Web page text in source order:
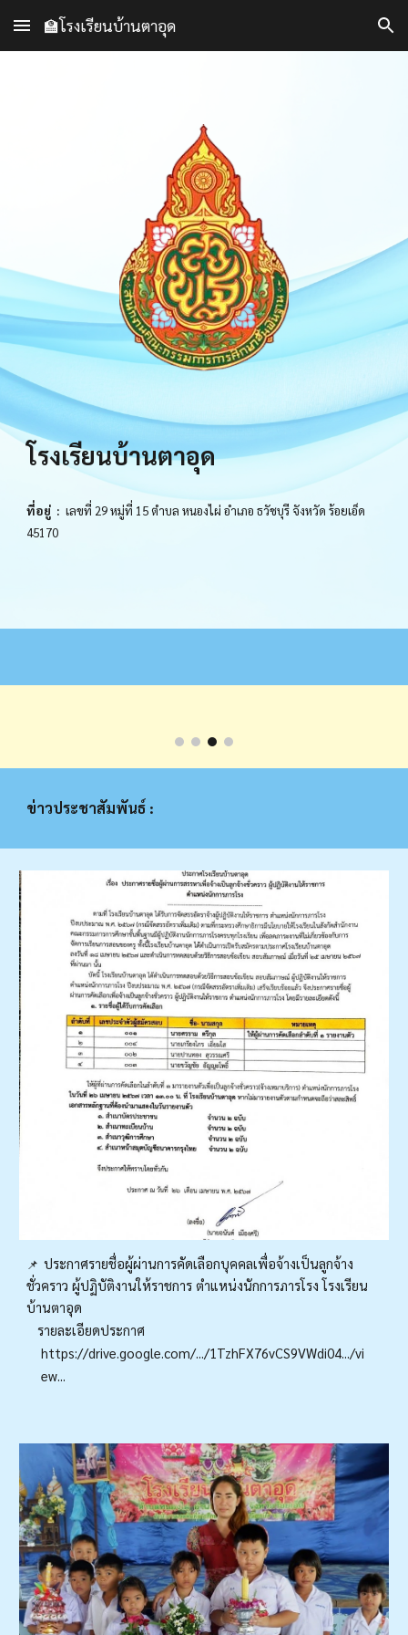
Skip to main content Skip to navigation
🏫โรงเรียนบ้านตาอุด
โรงเรียนบ้านตาอุด
ที่อยู่ : เลขที่ 29 หมู่ที่ 15 ตำบล หนองไผ่ อำเภอ ธวัชบุรี จังหวัด ร้อยเอ็ด
45170
ข่าวประชาสัมพันธ์ :
📌ประกาศรายชื่อผู้ผ่านการคัดเลือกบุคคลเพื่อจ้างเป็นลูกจ้าง
ชั่วคราว ผู้ปฏิบัติงานให้ราชการ ตำแหน่งนักการภารโรง โรงเรียน
บ้านตาอุด
รายละเอียดประกาศ
https://drive.google.com/.../1TzhFX76vCS9VWdi04.../vi
ew...